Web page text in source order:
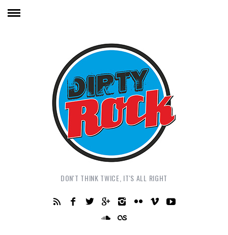
DON'T THINK TWICE, IT'S ALL RIGHT